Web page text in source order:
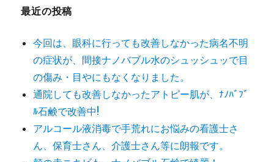
最近の投稿
今回は、眼科に行っても改善しなかった病名不明
の症状が、間接ナノバブル水のシュッシュッで目
の傷み・目やにもなくなりました。
通院しても改善しなかったアトピー肌が、ﾅﾉﾊﾞﾌﾞ
ﾙ石鹸で改善中!
アルコール液消毒で手荒れにお悩みの看護士さ
ん、保育士さん、介護士さん等に朗報です。